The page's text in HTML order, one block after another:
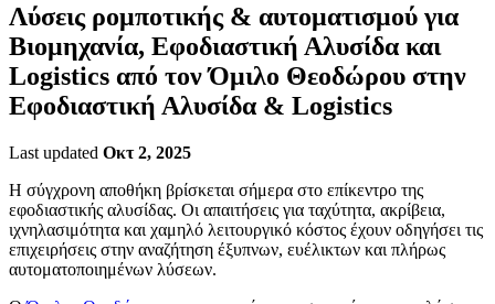
Λύσεις ρομποτικής & αυτοματισμού για
Βιομηχανία, Εφοδιαστική Αλυσίδα και
Logistics από τον Όμιλο Θεοδώρου στην
Εφοδιαστική Αλυσίδα & Logistics
Last updated Οκτ 2, 2025
Η σύγχρονη αποθήκη βρίσκεται σήμερα στο επίκεντρο της
εφοδιαστικής αλυσίδας. Οι απαιτήσεις για ταχύτητα, ακρίβεια,
ιχνηλασιμότητα και χαμηλό λειτουργικό κόστος έχουν οδηγήσει τις
επιχειρήσεις στην αναζήτηση έξυπνων, ευέλικτων και πλήρως
αυτοματοποιημένων λύσεων.